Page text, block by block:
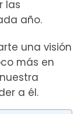
las
año.
una visión
más en
a él.